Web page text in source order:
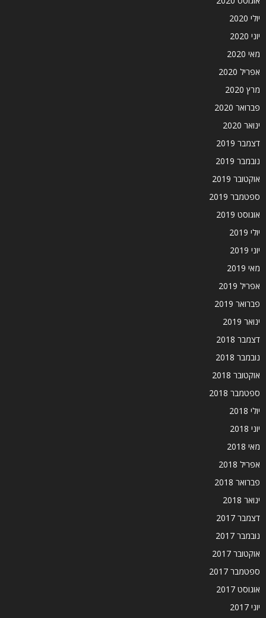
יולי 2020
יוני 2020
מאי 2020
אפריל 2020
מרץ 2020
פברואר 2020
ינואר 2020
דצמבר 2019
נובמבר 2019
אוקטובר 2019
ספטמבר 2019
אוגוסט 2019
יולי 2019
יוני 2019
מאי 2019
אפריל 2019
פברואר 2019
ינואר 2019
דצמבר 2018
נובמבר 2018
אוקטובר 2018
ספטמבר 2018
יולי 2018
יוני 2018
מאי 2018
אפריל 2018
פברואר 2018
ינואר 2018
דצמבר 2017
נובמבר 2017
אוקטובר 2017
ספטמבר 2017
אוגוסט 2017
יוני 2017